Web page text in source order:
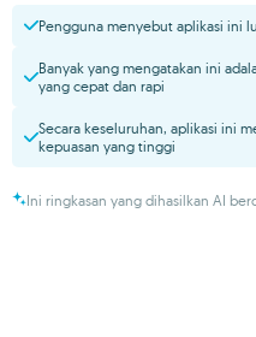
Pengguna menyebut aplikasi ini
Banyak yang mengatakan ini
yang cepat dan rapi
Secara keseluruhan, aplikasi ini
kepuasan yang tinggi
Ini ringkasan yang dihasilkan AI